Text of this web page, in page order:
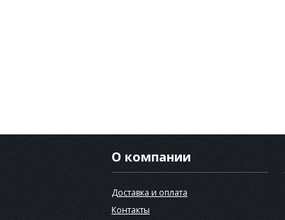
О компании
Доставка и оплата
Контакты